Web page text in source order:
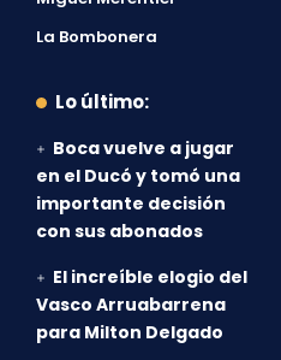
La Bombonera
Lo último:
Boca vuelve a jugar
en el Ducó y tomó una
importante decisión
con sus abonados
El increíble elogio del
Vasco Arruabarrena
para Milton Delgado